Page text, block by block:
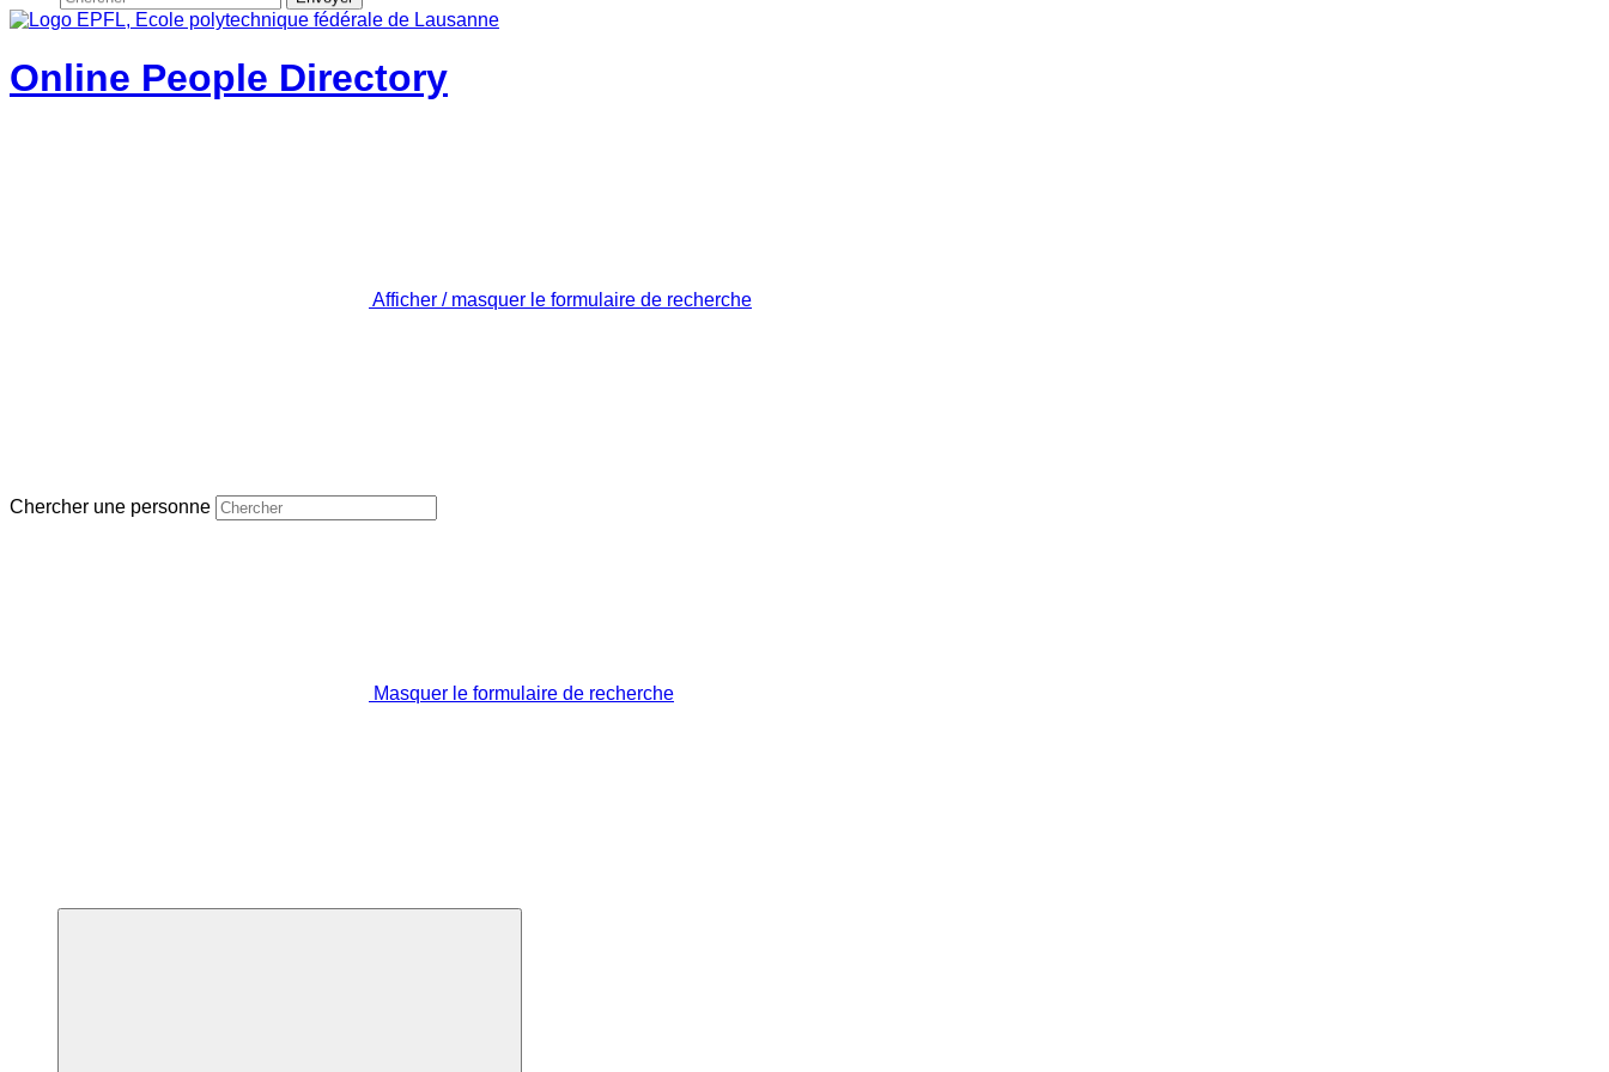
Online People Directory
Afficher / masquer le formulaire de recherche
Chercher une personne
Masquer le formulaire de recherche